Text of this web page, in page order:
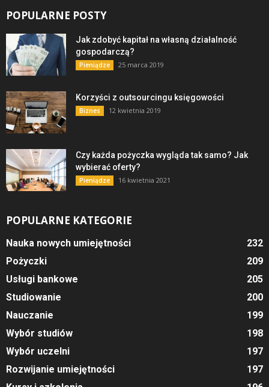
POPULARNE POSTY
Jak zdobyć kapitał na własną działalność
gospodarczą?
Pieniądze 25 marca 2019
Korzyści z outsourcingu księgowości
Biznes 12 kwietnia 2019
Czy każda pożyczka wygląda tak samo? Jak
wybierać oferty?
Pieniądze 16 kwietnia 2021
POPULARNE KATEGORIE
Nauka nowych umiejętności
232
Pożyczki
209
Usługi bankowe
205
Studiowanie
200
Nauczanie
199
Wybór studiów
198
Wybór uczelni
197
Rozwijanie umiejętności
197